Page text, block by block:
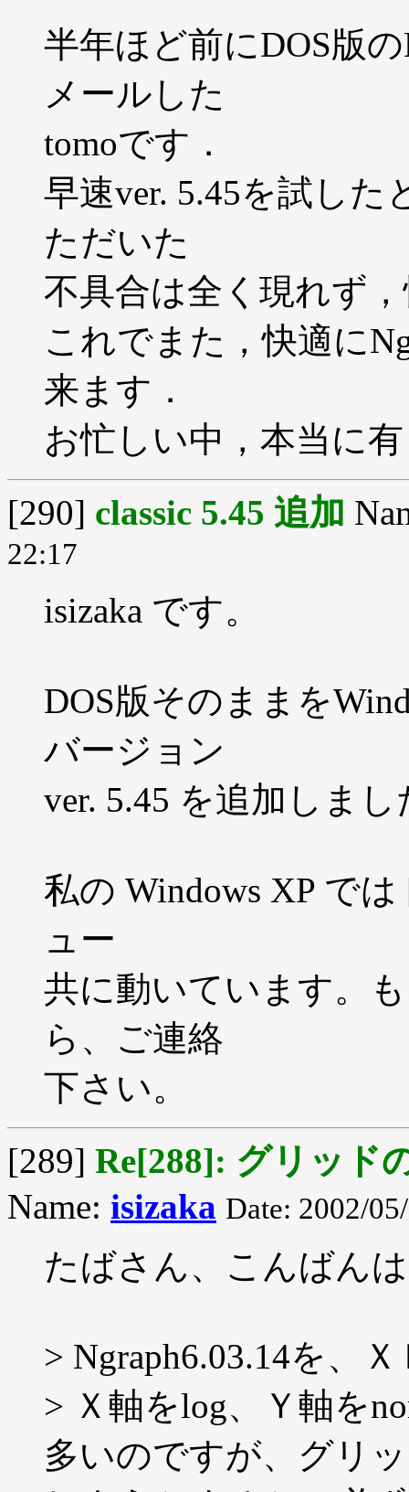
半年ほど前にDOS版
メールした
tomoです．
早速ver. 5.45を試し
ただいた
不具合は全く現れず
これでまた，快適に
来ます．
お忙しい中，本当に
[290] classic 5.45 追加
22:17
isizaka です。
DOS版そのままを
バージョン
ver. 5.45 を追加しまし
私の Windows XP で
ュー
共に動いています。
ら、ご連絡
下さい。
[289] Re[288]: グリッド
Name: isizaka Date: 2002/
たばさん、こんばん
> Ngraph6.03.14を、
> Ｘ軸をlog、Ｙ軸を
多いのですが、グリ